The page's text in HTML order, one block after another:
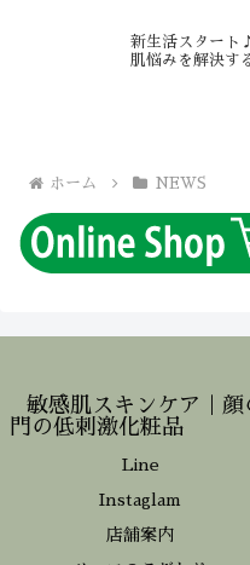
新生活スタート
肌悩みを解決す
ホーム NEWS
敏感肌スキンケア｜
門の低刺激化粧品
Line
Instaglam
店舗案内